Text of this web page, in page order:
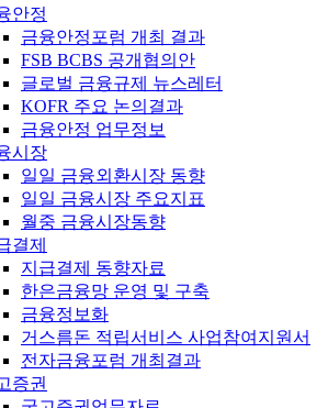
안정
금융안정포럼 개최 결과
FSB BCBS 공개협의안
글로벌 금융규제 뉴스레터
KOFR 주요 논의결과
금융안정 업무정보
시장
일일 금융외환시장 동향
일일 금융시장 주요지표
월중 금융시장동향
결제
지급결제 동향자료
한은금융망 운영 및 구축
금융정보화
거스름돈 적립서비스 사업참여지원서
전자금융포럼 개최결과
증권